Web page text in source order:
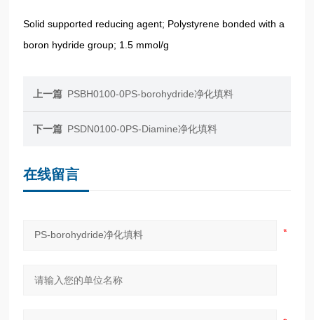
Solid supported reducing agent; Polystyrene bonded with a
boron hydride group; 1.5 mmol/g
上一篇 PSBH0100-0PS-borohydride净化填料
下一篇 PSDN0100-0PS-Diamine净化填料
在线留言